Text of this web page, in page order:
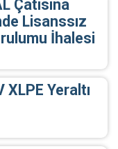
Çatısına
Lisanssız
İhalesi
XLPE Yeraltı